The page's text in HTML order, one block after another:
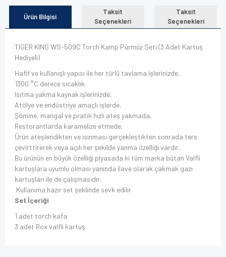
Ürün Bilgisi
Taksit
Seçenekleri
Taksit
Seçenekleri
TIGER KING WS-509C Torch Kamp Pürmüz Seti (3 Adet Kartuş
Hediyeli)
Hafif ve kullanışlı yapısı ile her türlü tavlama işlerinizde,
1300 °C derece sıcaklık.
Isıtma yakma kaynak işlerinizde,
Atölye ve endüstriye amaçlı işlerde,
Şömine, mangal ve pratik hızlı ateş yakmada,
Restorantlarda karamelize etmede,
Ürün ateşlendikten ve ısınması gerçekleştikten sonrada ters
çevirttirerek veya açılı her şekilde yanma özelliği vardır.
Bu ürünün en büyük özelliği piyasada ki tüm marka bütan Valfli
kartuşlara uyumlu olması yanında ilave olarak çakmak gazı
kartuşları ile de çalışmasıdır.
Kullanıma hazır set şeklinde sevk edilir.
Set İçeriği
1 adet torch kafa
3 adet Rox valfli kartuş